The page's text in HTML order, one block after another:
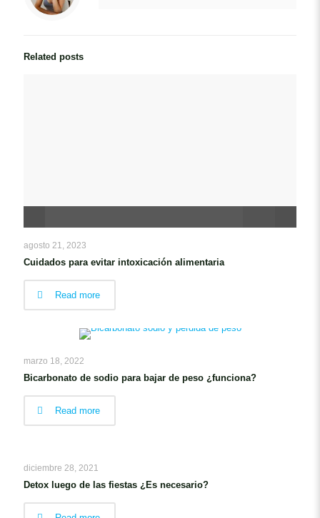
Related posts
agosto 21, 2023
Cuidados para evitar intoxicación alimentaria
Read more
marzo 18, 2022
Bicarbonato de sodio para bajar de peso ¿funciona?
Read more
diciembre 28, 2021
Detox luego de las fiestas ¿Es necesario?